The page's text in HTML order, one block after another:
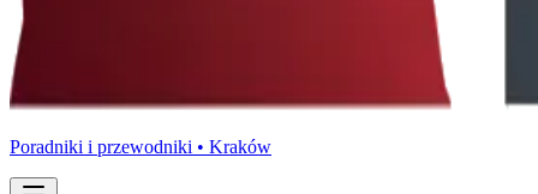
Poradniki i przewodniki • Kraków